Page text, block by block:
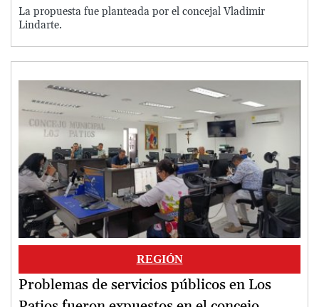
La propuesta fue planteada por el concejal Vladimir
Lindarte.
Image
REGIÓN
Problemas de servicios públicos en Los